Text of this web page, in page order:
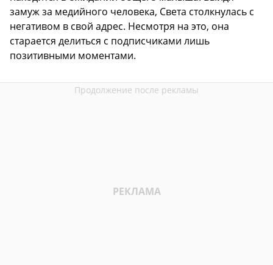
замуж за медийного человека, Света столкнулась с
негативом в свой адрес. Несмотря на это, она
старается делиться с подписчиками лишь
позитивными моментами.